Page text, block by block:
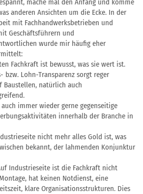
mache mal den Anfang und komme
anderen Ansichten um die Ecke. In der
mit Fachhandwerksbetrieben und
Geschäftsführern und
wurde mir häufig eher
Fachkraft ist bewusst, was sie wert ist.
bzw. Lohn-Transparenz sorgt reger
Baustellen, natürlich auch
immer wieder gerne gegenseitige
innerhalb der Branche in
nicht mehr alles Gold ist, was
bekannt, der lahmenden Konjunktur
Industrieseite ist die Fachkraft nicht
hat keinen Notdienst, eine
klare Organisationsstrukturen. Dies